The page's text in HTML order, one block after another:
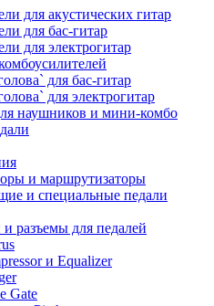
для акустических гитар
для бас-гитар
для электрогитар
для бас-гитар
для электрогитар
наушников и мини-комбо
и маршрутизаторы
и специальные педали
разъемы для педалей
и Equalizer
Gate